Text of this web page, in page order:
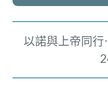
以諾與上帝同